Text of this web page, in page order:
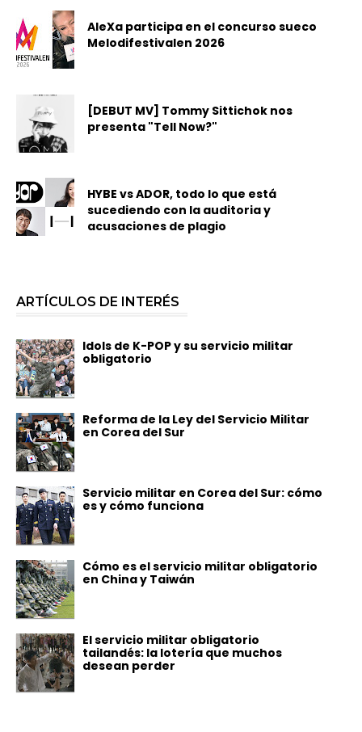
AleXa participa en el concurso sueco
Melodifestivalen 2026
[DEBUT MV] Tommy Sittichok nos
presenta "Tell Now?"
HYBE vs ADOR, todo lo que está
sucediendo con la auditoria y
acusaciones de plagio
ARTÍCULOS DE INTERÉS
Idols de K-POP y su servicio militar
obligatorio
Reforma de la Ley del Servicio Militar
en Corea del Sur
Servicio militar en Corea del Sur: cómo
es y cómo funciona
Cómo es el servicio militar obligatorio
en China y Taiwán
El servicio militar obligatorio
tailandés: la lotería que muchos
desean perder